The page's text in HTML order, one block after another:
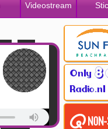
Videostream